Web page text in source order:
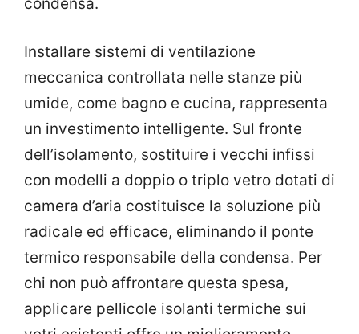
Installare sistemi di ventilazione
meccanica controllata nelle stanze più
umide, come bagno e cucina, rappresenta
un investimento intelligente. Sul fronte
dell’isolamento, sostituire i vecchi infissi
con modelli a doppio o triplo vetro dotati di
camera d’aria costituisce la soluzione più
radicale ed efficace, eliminando il ponte
termico responsabile della condensa. Per
chi non può affrontare questa spesa,
applicare pellicole isolanti termiche sui